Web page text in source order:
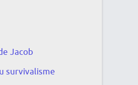
Jacob
survivalisme